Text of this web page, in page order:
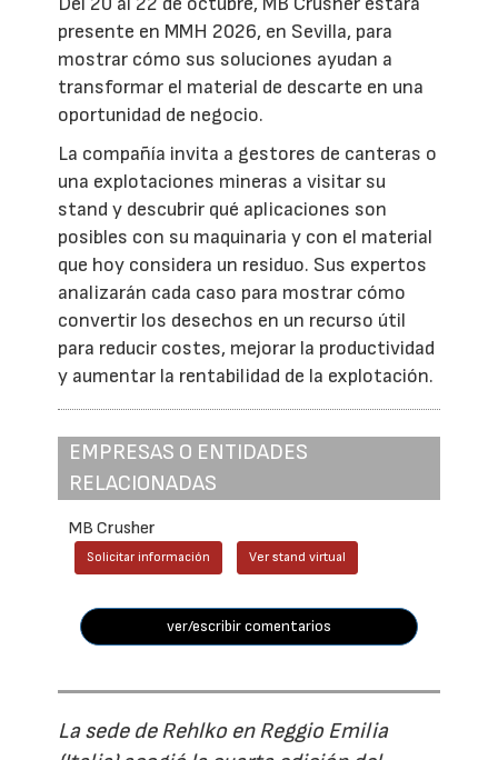
presente en MMH 2026, en Sevilla, para
mostrar cómo sus soluciones ayudan a
transformar el material de descarte en una
oportunidad de negocio.
La compañía invita a gestores de canteras o
una explotaciones mineras a visitar su
stand y descubrir qué aplicaciones son
posibles con su maquinaria y con el material
que hoy considera un residuo. Sus expertos
analizarán cada caso para mostrar cómo
convertir los desechos en un recurso útil
para reducir costes, mejorar la productividad
y aumentar la rentabilidad de la explotación.
EMPRESAS O ENTIDADES
RELACIONADAS
MB Crusher
Solicitar información Ver stand virtual
ver/escribir comentarios
La sede de Rehlko en Reggio Emilia